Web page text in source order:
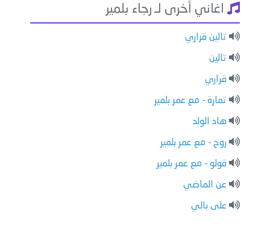
اغاني أخرى لـ رجاء بلمير
تالين قراري
تالين
قراري
تمارة - مع عمر بلمير
هاد الولد
روح - مع عمر بلمير
قولو - مع عمر بلمير
عن الماضي
على بالي